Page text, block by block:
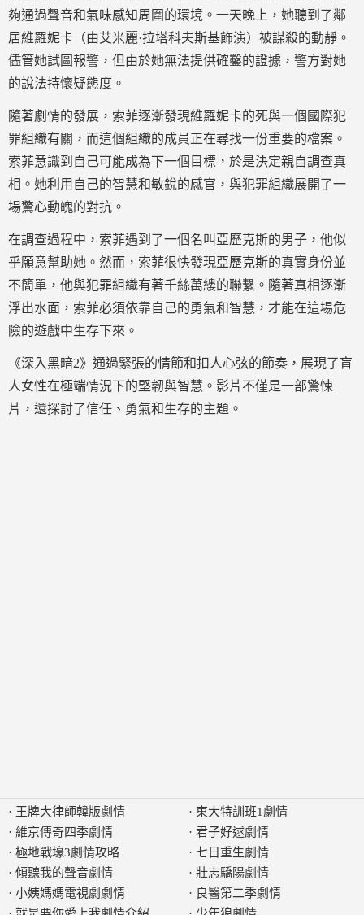
夠通過聲音和氣味感知周圍的環境。一天晚上，她聽到了鄰
居維羅妮卡（由艾米麗·拉塔科夫斯基飾演）被謀殺的動靜。
儘管她試圖報警，但由於她無法提供確鑿的證據，警方對她
的說法持懷疑態度。
隨著劇情的發展，索菲逐漸發現維羅妮卡的死與一個國際犯
罪組織有關，而這個組織的成員正在尋找一份重要的檔案。
索菲意識到自己可能成為下一個目標，於是決定親自調查真
相。她利用自己的智慧和敏銳的感官，與犯罪組織展開了一
場驚心動魄的對抗。
在調查過程中，索菲遇到了一個名叫亞歷克斯的男子，他似
乎願意幫助她。然而，索菲很快發現亞歷克斯的真實身份並
不簡單，他與犯罪組織有著千絲萬縷的聯繫。隨著真相逐漸
浮出水面，索菲必須依靠自己的勇氣和智慧，才能在這場危
險的遊戲中生存下來。
《深入黑暗2》通過緊張的情節和扣人心弦的節奏，展現了盲
人女性在極端情況下的堅韌與智慧。影片不僅是一部驚悚
片，還探討了信任、勇氣和生存的主題。
· 王牌大律師韓版劇情
· 維京傳奇四季劇情
· 極地戰壕3劇情攻略
· 傾聽我的聲音劇情
· 小姨媽媽電視劇劇情
· 東大特訓班1劇情
· 君子好逑劇情
· 七日重生劇情
· 壯志驕陽劇情
· 良醫第二季劇情